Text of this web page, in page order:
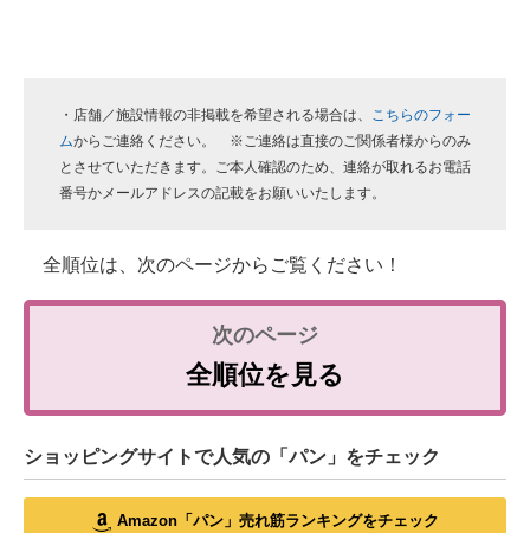
・店舗／施設情報の非掲載を希望される場合は、 こちらのフォー
ムからご連絡ください。 ※ご連絡は直接のご関係者様からのみ
とさせていただきます。ご本人確認のため、連絡が取れるお電話
番号かメールアドレスの記載をお願いいたします。
全順位は、次のページからご覧ください！
全順位を見る
ショッピングサイトで人気の「パン」をチェック
Amazon「パン」売れ筋ランキングをチェック